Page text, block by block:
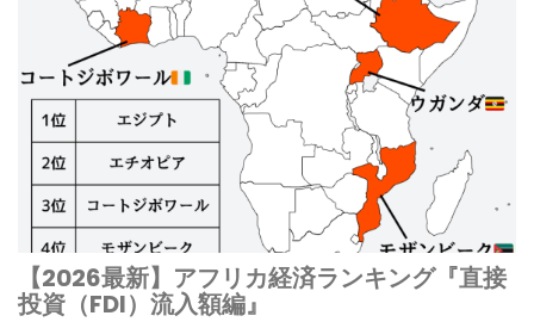
【2026最新】アフリカ経済ランキング『直接
投資（FDI）流入額編』